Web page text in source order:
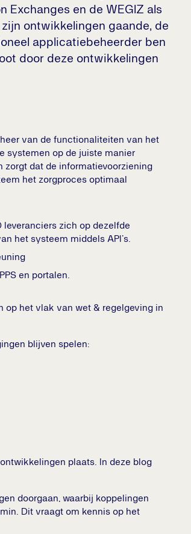
Exchanges en de WEGIZ als
ontwikkelingen gaande, de
applicatiebeheerder ben
door deze ontwikkelingen
van de functionaliteiten van het
systemen op de juiste manier
zorgt dat de informatievoorziening
het zorgproces optimaal
leveranciers zich op dezelfde
het systeem middels API’s.
en portalen.
op het vlak van wet & regelgeving in
blijven spelen:
plaats. In deze blog
doorgaan, waarbij koppelingen
Dit vraagt om kennis op het